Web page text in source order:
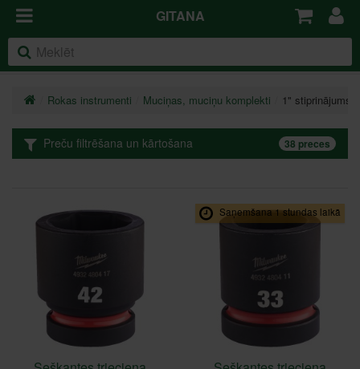
GITANA
Rokas instrumenti Muciņas, muciņu komplekti 1" stiprinājums
Preču filtrēšana un kārtošana 38 preces
Saņemšana 1 stundas laikā